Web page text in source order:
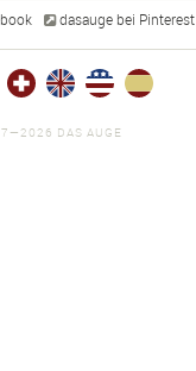
dasauge bei Pinterest
DAS AUGE